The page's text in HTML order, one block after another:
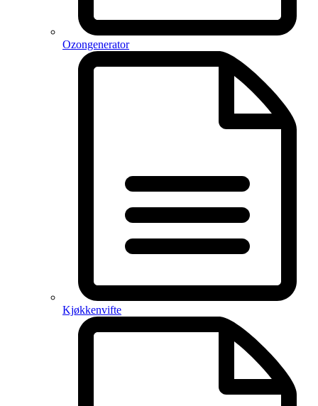
Ozongenerator
Kjøkkenvifte